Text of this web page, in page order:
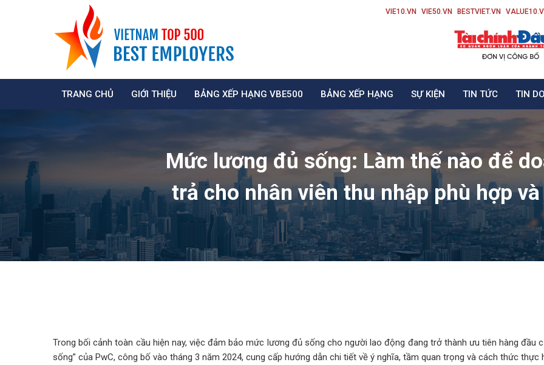
VIE10.VN VIE50.VN BESTVIET.VN
TRANG CHỦ GIỚI THIỆU BẢNG XẾP HẠNG VBE500 BẢNG XẾP HẠNG SỰ KIỆN TIN TỨC TIN
Mức lương đủ sống: Làm thế nào để
trả cho nhân viên thu nhập phù hợp
Trong bối cảnh toàn cầu hiện nay, việc đảm bảo mức lương đủ sống cho người lao động đang trở thành ưu tiên hàng đầu
sống” của PwC, công bố vào tháng 3 năm 2024, cung cấp hướng dẫn chi tiết về ý nghĩa, tầm quan trọng và cách thức